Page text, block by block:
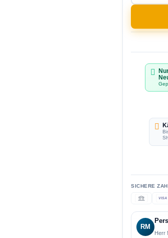
VISA
RM
Herr